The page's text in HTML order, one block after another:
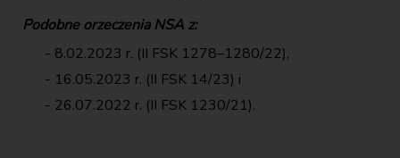
Podobne orzeczenia NSA z:
8.02.2023 r. (II FSK 1278–1280/22),
16.05.2023 r. (II FSK 14/23) i
26.07.2022 r. (II FSK 1230/21).